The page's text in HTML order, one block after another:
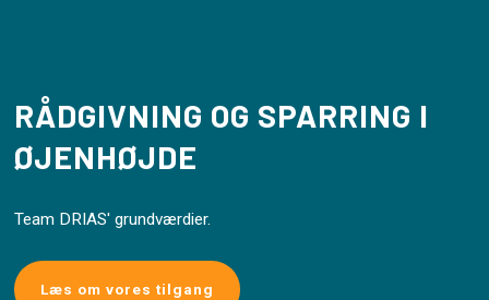
RÅDGIVNING OG SPARRING I
ØJENHØJDE
Team DRIAS' grundværdier.
Læs om vores tilgang